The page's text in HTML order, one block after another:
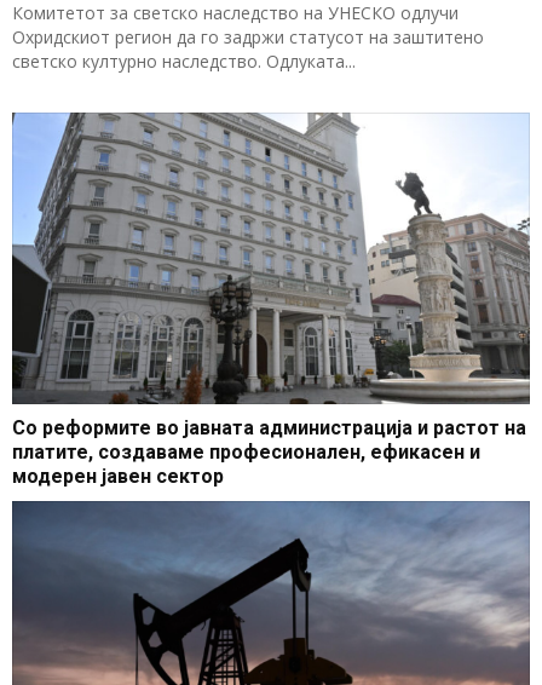
Комитетот за светско наследство на УНЕСКО одлучи
Охридскиот регион да го задржи статусот на заштитено
светско културно наследство. Одлуката...
Со реформите во јавната администрација и растот на
платите, создаваме професионален, ефикасен и
модерен јавен сектор